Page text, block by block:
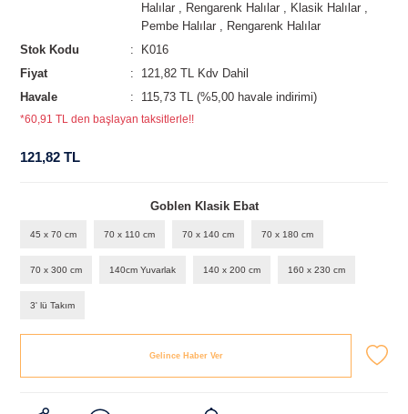
Halılar , Rengarenk Halılar , Klasik Halılar ,
Pembe Halılar , Rengarenk Halılar
Stok Kodu
K016
Fiyat
121,82 TL Kdv Dahil
Havale
115,73 TL (%5,00 havale indirimi)
*60,91 TL den başlayan taksitlerle!!
121,82 TL
Goblen Klasik Ebat
45 x 70 cm 70 x 110 cm 70 x 140 cm 70 x 180 cm
70 x 300 cm 140cm Yuvarlak 140 x 200 cm 160 x 230 cm
3' lü Takım
Gelince Haber Ver